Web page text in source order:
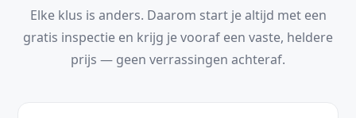
Elke klus is anders. Daarom start je altijd met een
gratis inspectie en krijg je vooraf een vaste, heldere
prijs — geen verrassingen achteraf.